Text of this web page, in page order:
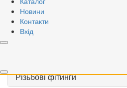
Новини
Контакти
Вхід
VALOGIN
Різьбові фітинги